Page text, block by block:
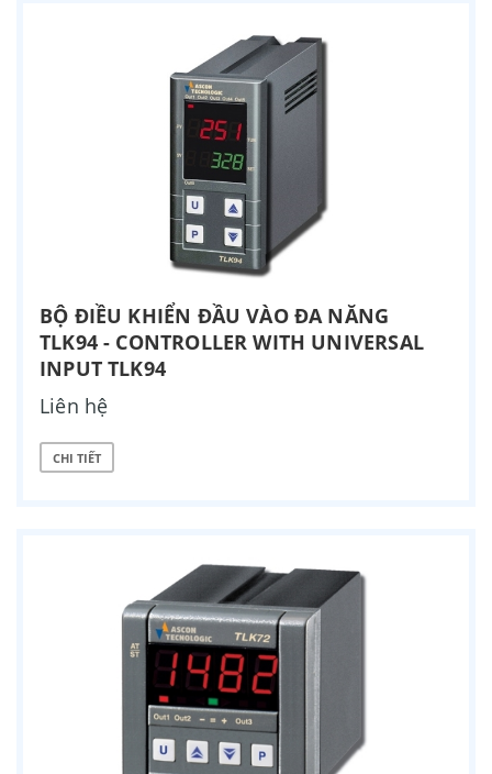
BỘ ĐIỀU KHIỂN ĐẦU VÀO ĐA NĂNG
TLK94 - CONTROLLER WITH UNIVERSAL
INPUT TLK94
Liên hệ
CHI TIẾT